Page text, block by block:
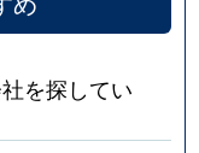
を探してい